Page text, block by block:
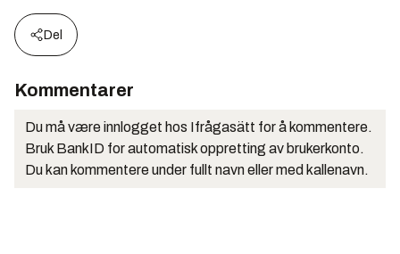
Del
Kommentarer
Du må være innlogget hos Ifrågasätt for å kommentere.
Bruk BankID for automatisk oppretting av brukerkonto.
Du kan kommentere under fullt navn eller med kallenavn.